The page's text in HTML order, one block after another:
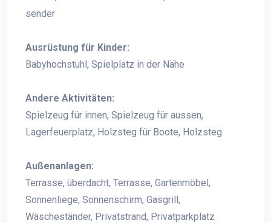
sender
Ausrüstung für Kinder:
Babyhochstuhl, Spielplatz in der Nähe
Andere Aktivitäten:
Spielzeug für innen, Spielzeug für aussen,
Lagerfeuerplatz, Holzsteg für Boote, Holzsteg
Außenanlagen:
Terrasse, überdacht, Terrasse, Gartenmöbel,
Sonnenliege, Sonnenschirm, Gasgrill,
Wäscheständer, Privatstrand, Privatparkplatz